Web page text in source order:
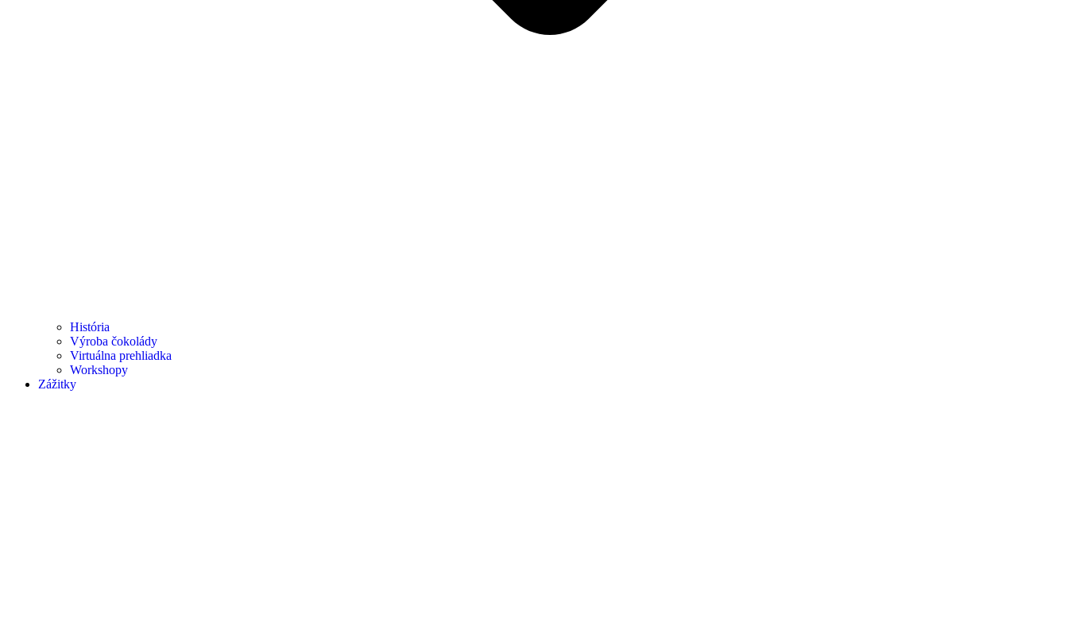
História
Výroba čokolády
Virtuálna prehliadka
Workshopy
Zážitky